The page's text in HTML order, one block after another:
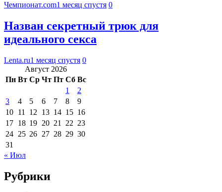
Чемпионат.com1 месяц спустя 0
Назван секретный трюк для
идеального секса
Lenta.ru1 месяц спустя 0
Август 2026
Пн Вт Ср Чт Пт Сб Вс
1
2
3
4 5 6 7 8
9
10 11 12 13 14 15 16
17 18 19 20 21 22 23
24 25 26 27 28 29 30
31
« Июл
Рубрики